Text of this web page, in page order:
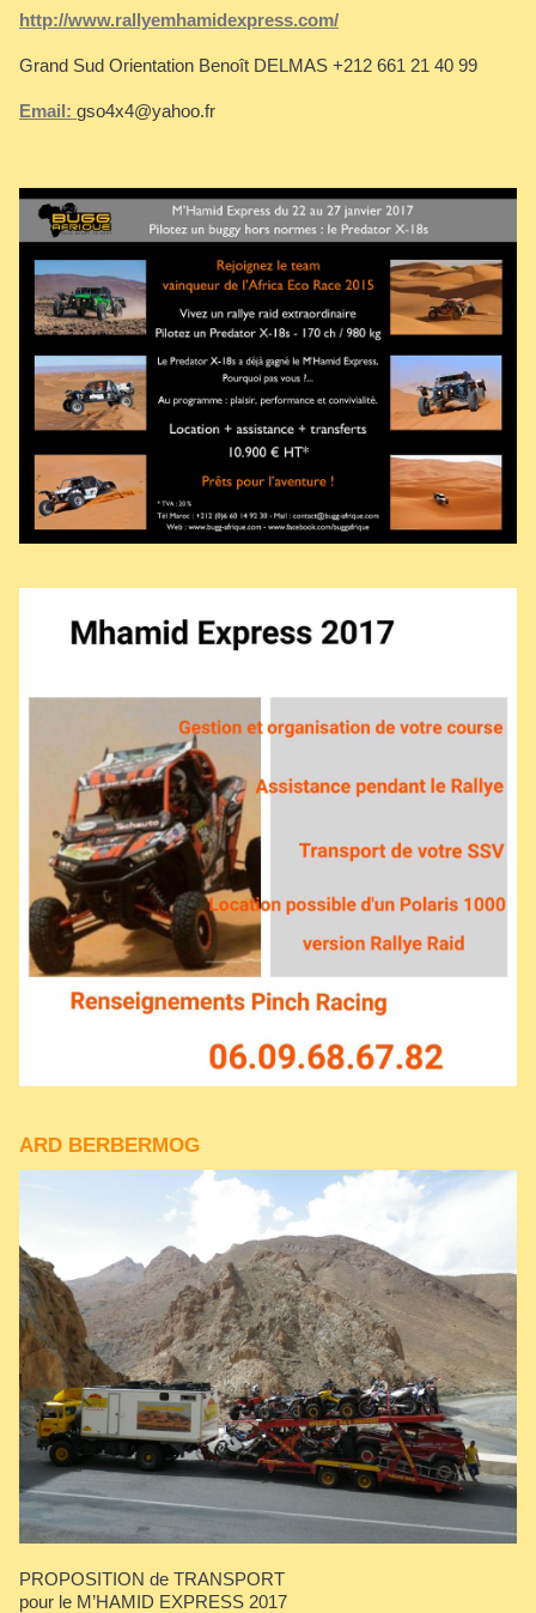
http://www.rallyemhamidexpress.com/
Grand Sud Orientation Benoît DELMAS +212 661 21 40 99
Email: gso4x4@yahoo.fr
ARD BERBERMOG
PROPOSITION de TRANSPORT
pour le M’HAMID EXPRESS 2017